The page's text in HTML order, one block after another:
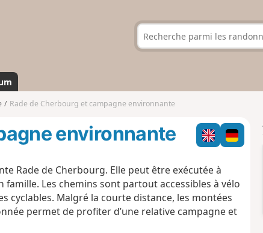
Rade de Cherbourg et campagne environnante
environnante
Rade de Cherbourg. Elle peut être exécutée à
Les chemins sont partout accessibles à vélo
cyclables. Malgré la courte distance, les montées
permet de profiter d’une relative campagne et